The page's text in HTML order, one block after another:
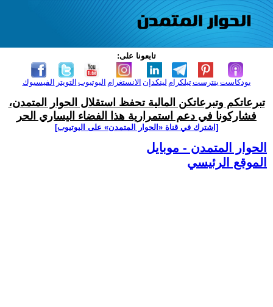
تابعونا على:
الفيسبوك التويتر اليوتيوب الانستغرام لينكدإن تيلكرامبنترست بودكاست
تبرعاتكم وتبرعاتكن المالية تحفظ استقلال الحوار المتمدن،
فشاركونا في دعم استمرارية هذا الفضاء اليساري الحر
[اشترك في قناة ‫«الحوار المتمدن» على اليوتيوب]
الحوار المتمدن - موبايل
الموقع الرئيسي